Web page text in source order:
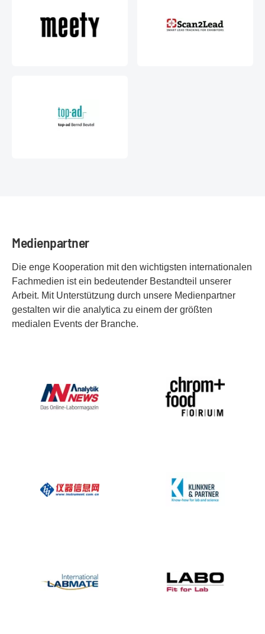
Medienpartner
Die enge Kooperation mit den wichtigsten internationalen
Fachmedien ist ein bedeutender Bestandteil unserer
Arbeit. Mit Unterstützung durch unsere Medienpartner
gestalten wir die analytica zu einem der größten
medialen Events der Branche.